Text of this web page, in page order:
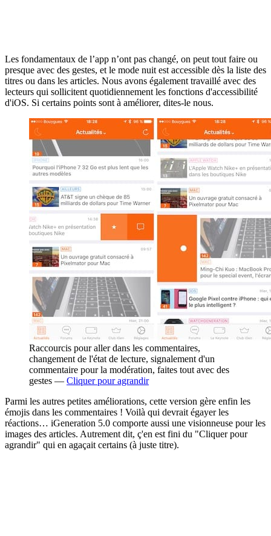
Les fondamentaux de l’app n’ont pas changé, on peut tout faire ou
presque avec des gestes, et le mode nuit est accessible dès la liste des
titres ou dans les articles. Nous avons également travaillé avec des
lecteurs qui sollicitent quotidiennement les fonctions d'accessibilité
d'iOS. Si certains points sont à améliorer, dites-le nous.
Raccourcis pour aller dans les commentaires,
changement de l'état de lecture, signalement d'un
commentaire pour la modération, faites tout avec des
gestes — Cliquer pour agrandir
Parmi les autres petites améliorations, cette version gère enfin les
émojis dans les commentaires ! Voilà qui devrait égayer les
réactions… iGeneration 5.0 comporte aussi une visionneuse pour les
images des articles. Autrement dit, ç'en est fini du "Cliquer pour
agrandir" qui en agaçait certains (à juste titre).